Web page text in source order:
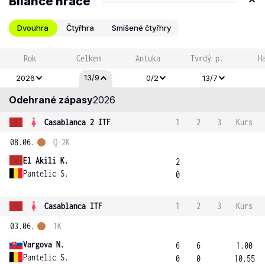
Dvouhra Čtyřhra Smíšené čtyřhry
Rok Celkem Antuka Tvrdý p.
2026 13/9 0/2 13/7
Odehrané zápasy2026
Casablanca 2 ITF 1 2 3
Kurs
08.06.
El Akili K.
Pantelic S.
Q-2K
2
0
Casablanca ITF 1 2 3
Kurs
03.06.
Vargova N.
Pantelic S.
1K
6
0
6
0
1.00
10.55